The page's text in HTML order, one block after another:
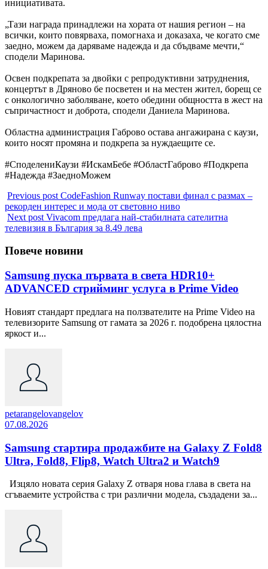
инициативата.
„Тази награда принадлежи на хората от нашия регион – на
всички, които повярваха, помогнаха и доказаха, че когато сме
заедно, можем да даряваме надежда и да сбъдваме мечти,“
сподели Маринова.
Освен подкрепата за двойки с репродуктивни затруднения,
концертът в Дряново бе посветен и на местен жител, борещ се
с онкологично заболяване, което обедини общността в жест на
съпричастност и доброта, сподели Даниела Маринова.
Областна администрация Габрово остава ангажирана с каузи,
които носят промяна и подкрепа за нуждаещите се.
#СподелениКаузи #ИскамБебе #ОбластГаброво #Подкрепа
#Надежда #ЗаедноМожем
Previous post CodeFashion Runway постави финал с размах –
рекорден интерес и мода от световно ниво
Next post Vivacom предлага най-стабилната сателитна
телевизия в България за 8.49 лева
Повече новини
Samsung пуска първата в света HDR10+
ADVANCED стрийминг услуга в Prime Video
Новият стандарт предлага на ползвателите на Prime Video на
телевизорите Samsung от гамата за 2026 г. подобрена цялостна
яркост и...
petarangelovangelov
07.08.2026
Samsung стартира продажбите на Galaxy Z Fold8
Ultra, Fold8, Flip8, Watch Ultra2 и Watch9
Изцяло новата серия Galaxy Z отваря нова глава в света на
сгъваемите устройства с три различни модела, създадени за...